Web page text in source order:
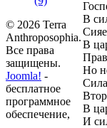
В
В
Но
В
И
© 2026 Terra
Anthroposophia.
Все права
защищены.
Joomla! -
бесплатное
программное
обеспечение,